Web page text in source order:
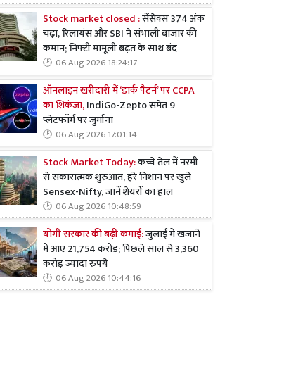
Stock market closed :सेंसेक्स 374 अंक
चढ़ा, रिलायंस और SBI ने संभाली बाजार की
कमान; निफ्टी मामूली बढ़त के साथ बंद
06 Aug 2026 18:24:17
ऑनलाइन खरीदारी में ‘डार्क पैटर्न’ पर CCPA
का शिकंजा,IndiGo-Zepto समेत 9
प्लेटफॉर्म पर जुर्माना
06 Aug 2026 17:01:14
Stock Market Today:कच्चे तेल में नरमी
से सकारात्मक शुरुआत, हरे निशान पर खुले
Sensex-Nifty, जानें शेयरों का हाल
06 Aug 2026 10:48:59
योगी सरकार की बढ़ी कमाई:जुलाई में खजाने
में आए 21,754 करोड़; पिछले साल से 3,360
करोड़ ज्यादा रुपये
06 Aug 2026 10:44:16